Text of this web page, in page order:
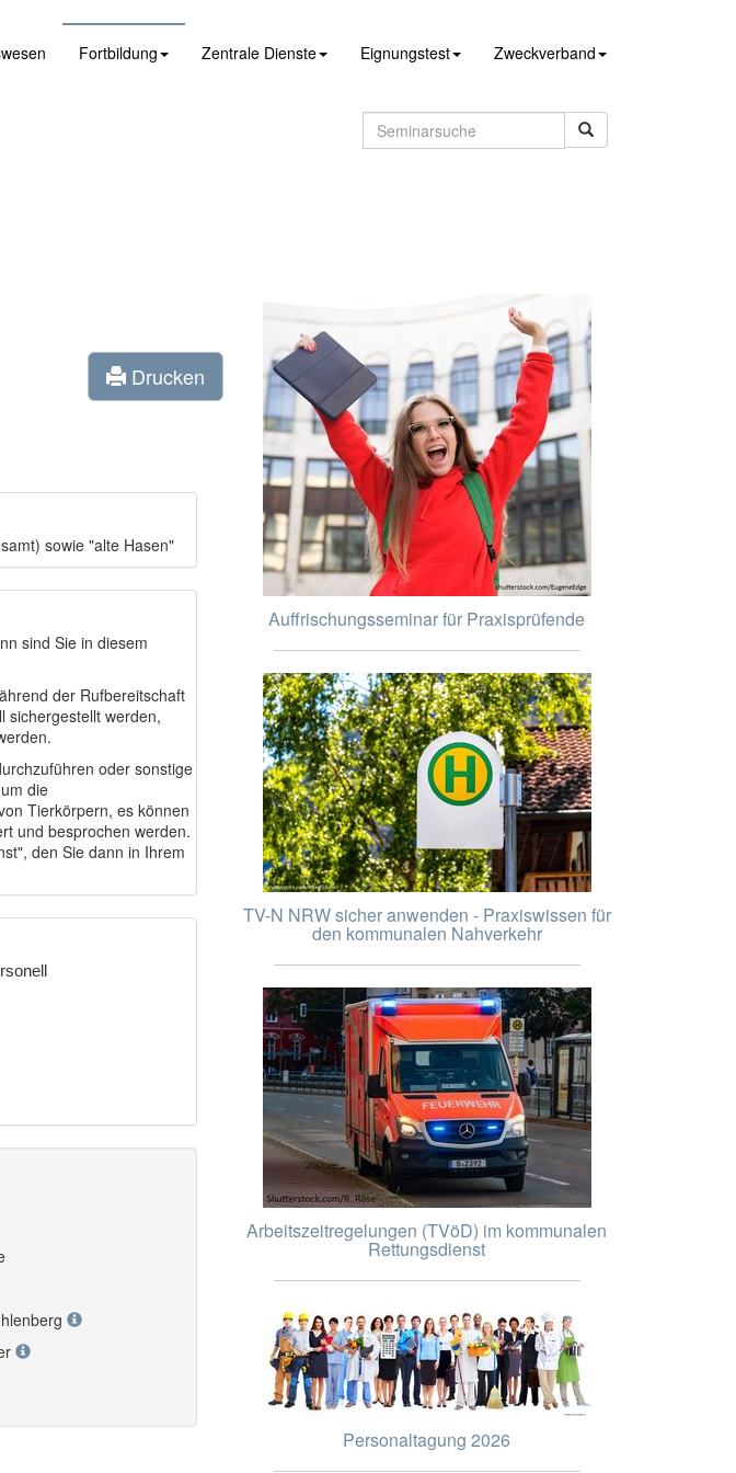
Fortbildung Zentrale Dienste Eignungstest Zweckverband
Drucken
sowie "alte Hasen"
sind Sie in diesem
der Rufbereitschaft
sichergestellt werden,
oder sonstige
die
Tierkörpern, es können
und besprochen werden.
den Sie dann in Ihrem
Auffrischungsseminar für Praxisprüfende
TV-N NRW sicher anwenden - Praxiswissen für
den kommunalen Nahverkehr
Arbeitszeitregelungen (TVöD) im kommunalen
Rettungsdienst
Personaltagung 2026